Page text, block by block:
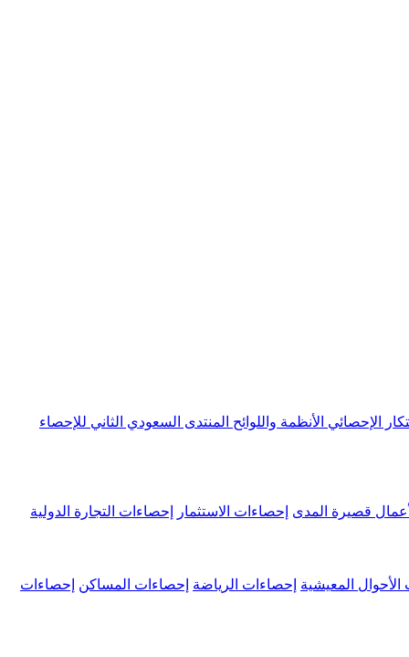
الإحصائي الأنظمة واللوائح المنتدى السعودي الثاني للإحصاء
قصيرة المدى إحصاءات الاستثمار إحصاءات التجارة الدولية
الأحوال المعيشية إحصاءات الرياضة إحصاءات المساكن إحصاءات